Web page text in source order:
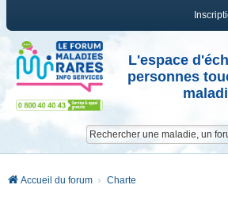
L'espace
personnes
Accueil du forum Charte